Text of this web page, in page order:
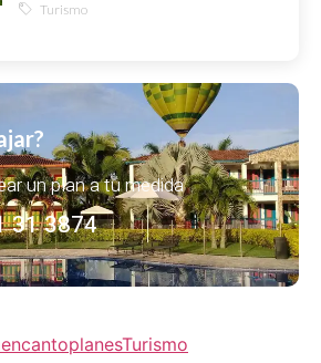
Turismo
un plan a tu medida
31 3874
encantoplanesTurismo